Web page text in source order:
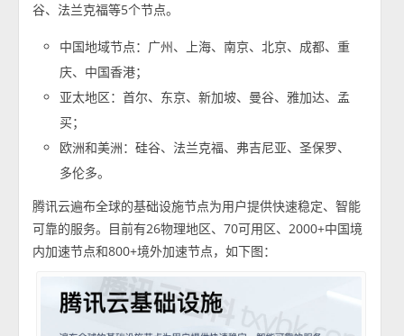
谷、法兰克福等5个节点。
中国地域节点：广州、上海、南京、北京、成都、重
庆、中国香港；
亚太地区：首尔、东京、新加坡、曼谷、雅加达、孟
买；
欧洲和美洲：硅谷、法兰克福、弗吉尼亚、圣保罗、
多伦多。
腾讯云遍布全球的基础设施节点为用户提供快速稳定、智能
可靠的服务。目前有26物理地区、70可用区、2000+中国境
内加速节点和800+境外加速节点，如下图：